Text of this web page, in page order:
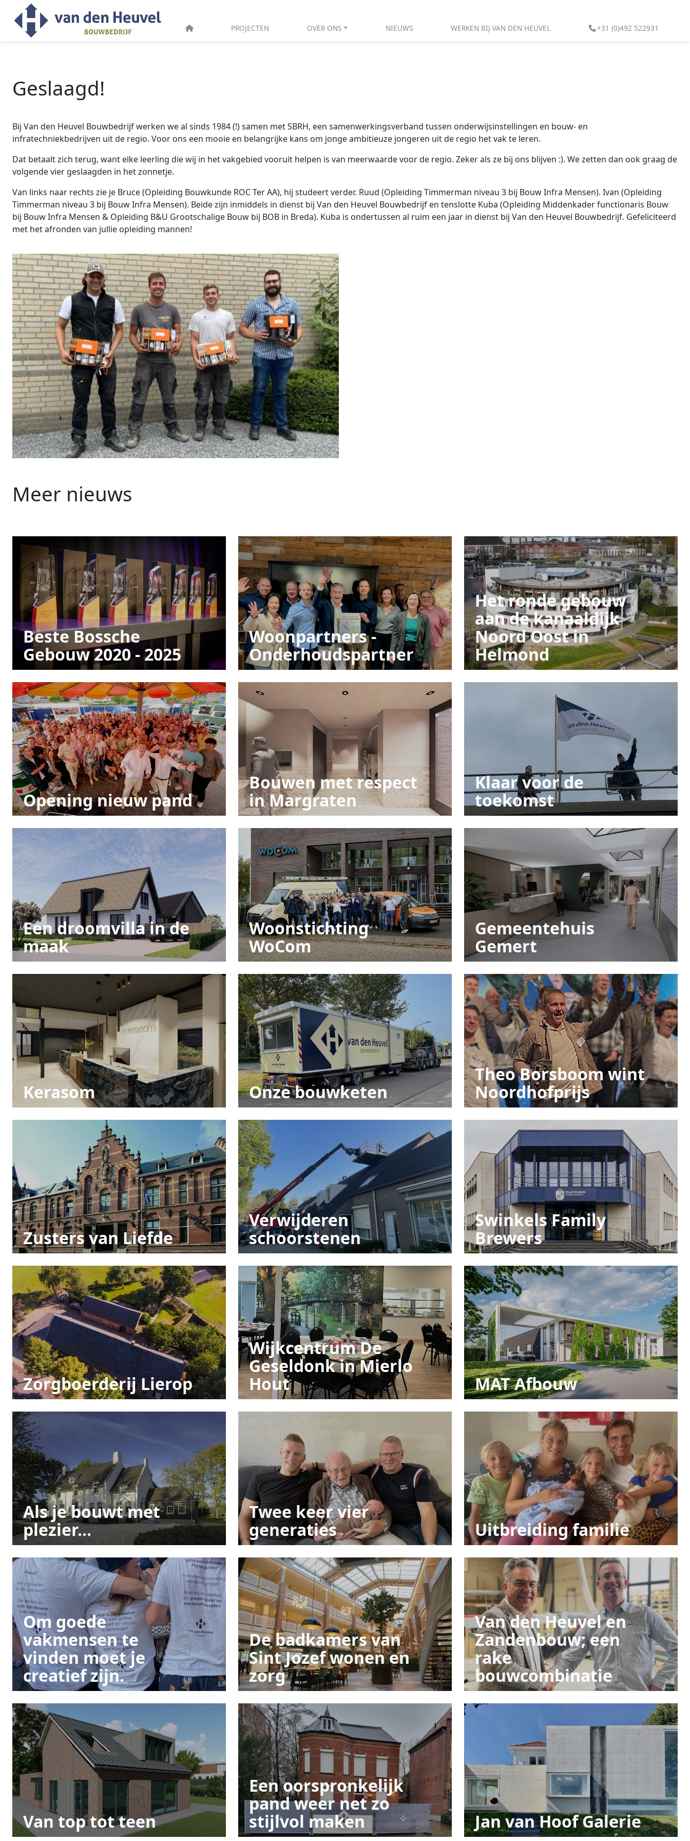
PROJECTEN OVER ONS NIEUWS WERKEN BIJ VAN DEN HEUVEL +31 (0)492 522931
Geslaagd!
Bij Van den Heuvel Bouwbedrijf werken we al sinds 1984 (!) samen met SBRH, een samenwerkingsverband tussen onderwijsinstellingen en bouw- en
infratechniekbedrijven uit de regio. Voor ons een mooie en belangrijke kans om jonge ambitieuze jongeren uit de regio het vak te leren.
Dat betaalt zich terug, want elke leerling die wij in het vakgebied vooruit helpen is van meerwaarde voor de regio. Zeker als ze bij ons blijven :). We zetten dan ook graag de
volgende vier geslaagden in het zonnetje.
Van links naar rechts zie je Bruce (Opleiding Bouwkunde ROC Ter AA), hij studeert verder. Ruud (Opleiding Timmerman niveau 3 bij Bouw Infra Mensen). Ivan (Opleiding
Timmerman niveau 3 bij Bouw Infra Mensen). Beide zijn inmiddels in dienst bij Van den Heuvel Bouwbedrijf en tenslotte Kuba (Opleiding Middenkader functionaris Bouw
bij Bouw Infra Mensen & Opleiding B&U Grootschalige Bouw bij BOB in Breda). Kuba is ondertussen al ruim een jaar in dienst bij Van den Heuvel Bouwbedrijf. Gefeliciteerd
met het afronden van jullie opleiding mannen!
Meer nieuws
Beste Bossche
Gebouw 2020 - 2025
Woonpartners -
Onderhoudspartner
Het ronde gebouw
aan de kanaaldijk
Noord Oost in
Helmond
Opening nieuw pand
Bouwen met respect
in Margraten
Klaar voor de
toekomst
Een droomvilla in de
maak
Woonstichting
WoCom
Gemeentehuis
Gemert
Kerasom Onze bouwketen
Theo Borsboom wint
Noordhofprijs
Zusters van Liefde
Verwijderen
schoorstenen
Swinkels Family
Brewers
Zorgboerderij Lierop
Wijkcentrum De
Geseldonk in Mierlo
Hout
MAT Afbouw
Als je bouwt met
plezier...
Twee keer vier
generaties
Uitbreiding familie
Om goede
vakmensen te
vinden moet je
creatief zijn.
De badkamers van
Sint Jozef wonen en
zorg
Van den Heuvel en
Zandenbouw; een
rake
bouwcombinatie
Van top tot teen
Een oorspronkelijk
pand weer net zo
stijlvol maken
Jan van Hoof Galerie